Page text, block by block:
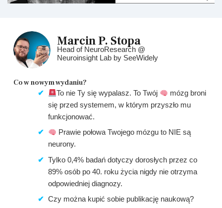
Marcin P. Stopa
Head of NeuroResearch @
Neuroinsight Lab by SeeWidely
Co w nowym wydaniu?​
To nie Ty się wypalasz. To Twój
mózg broni
się przed systemem, w którym przyszło mu
funkcjonować.
Prawie połowa Twojego mózgu to NIE są
neurony.
Tylko 0,4% badań dotyczy dorosłych przez co
89% osób po 40. roku życia nigdy nie otrzyma
odpowiedniej diagnozy.
Czy można kupić sobie publikację naukową?